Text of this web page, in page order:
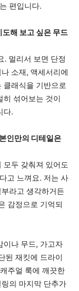
편입니다.
해 보고 싶은 무드
. 멀리서 보면 단정
소재, 액세서리에
클래식을 기반으로
히 섞어보는 것이
다.
인만의 디테일은
모두 갖춰져 있어도
고 느껴요. 저는 사
라고 생각하거든
감정으로 기억되
이나 무드, 가고자
된 재킷에 드라이
주얼 룩에 깨끗한
의 마지막 단추가